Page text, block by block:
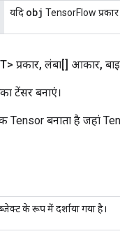
यदि obj TensorFlow
प्रकार, लंबा[] आकार,
टेंसर बनाएं।
Tensor बनाता है जहां
के रूप में दर्शाया गया है।